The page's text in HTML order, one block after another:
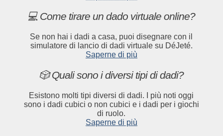
💻 Come tirare un dado virtuale online?
Se non hai i dadi a casa, puoi disegnare con il
simulatore di lancio di dadi virtuale su DéJeté.
Saperne di più
🎲 Quali sono i diversi tipi di dadi?
Esistono molti tipi diversi di dadi. I più noti oggi
sono i dadi cubici o non cubici e i dadi per i giochi
di ruolo.
Saperne di più